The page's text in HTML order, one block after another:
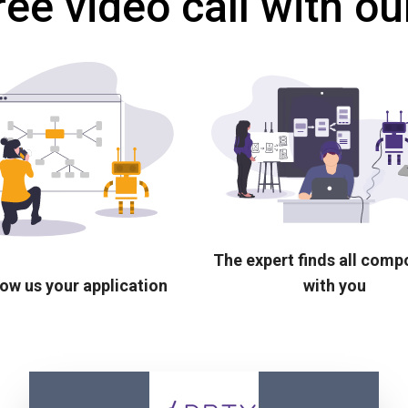
us your application
The expert finds all
with you